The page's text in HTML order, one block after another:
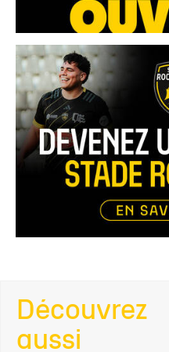
Découvrez
aussi